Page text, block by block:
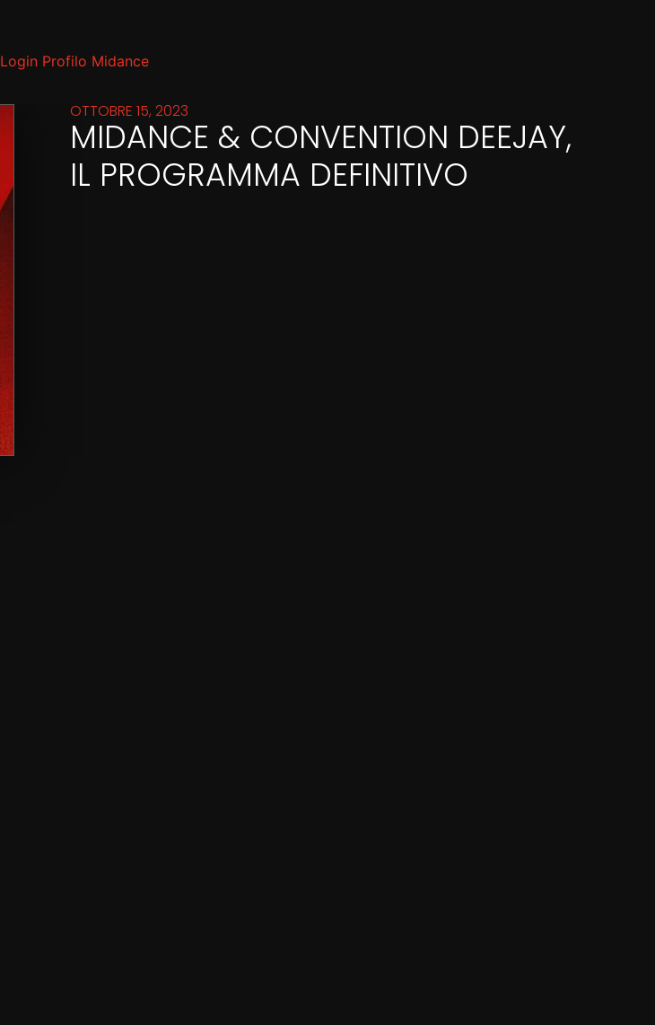
Login Profilo Midance
OTTOBRE 15, 2023
MIDANCE & CONVENTION DEEJAY,
IL PROGRAMMA DEFINITIVO